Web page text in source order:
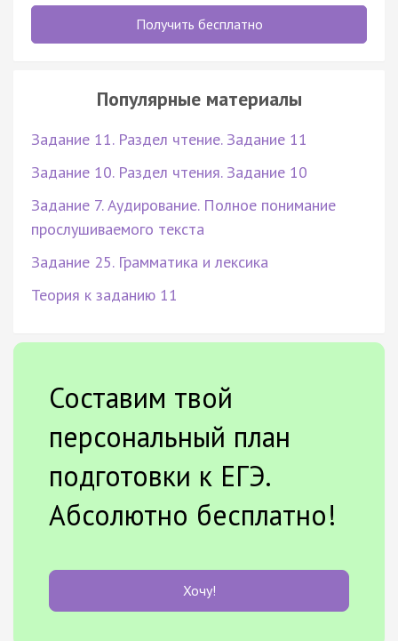
Получить бесплатно
Популярные материалы
Задание 11. Раздел чтение. Задание 11
Задание 10. Раздел чтения. Задание 10
Задание 7. Аудирование. Полное понимание
прослушиваемого текста
Задание 25. Грамматика и лексика
Теория к заданию 11
Составим твой
персональный план
подготовки к ЕГЭ.
Абсолютно бесплатно!
Хочу!